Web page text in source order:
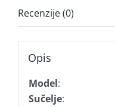
Recenzije (0)
Opis
Model:
Sučelje: